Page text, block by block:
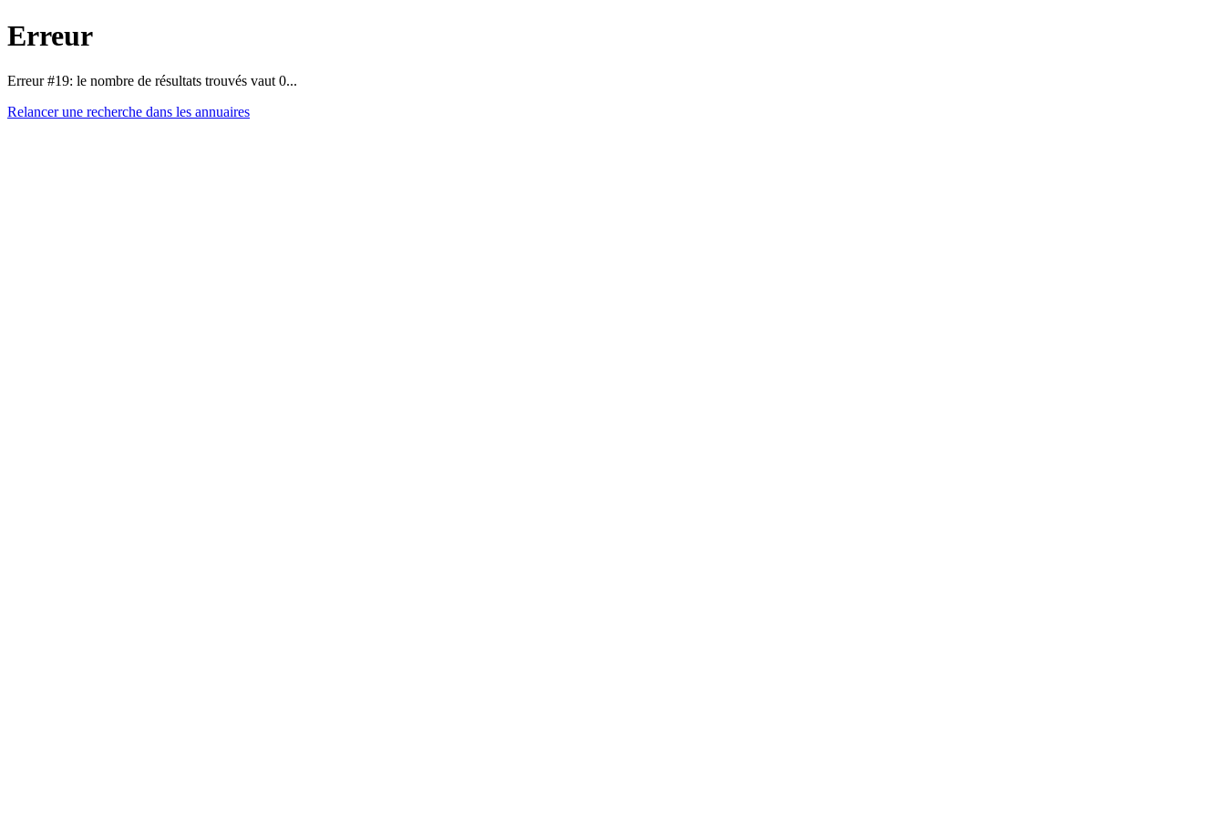
Erreur
Erreur #19: le nombre de résultats trouvés vaut 0...
Relancer une recherche dans les annuaires